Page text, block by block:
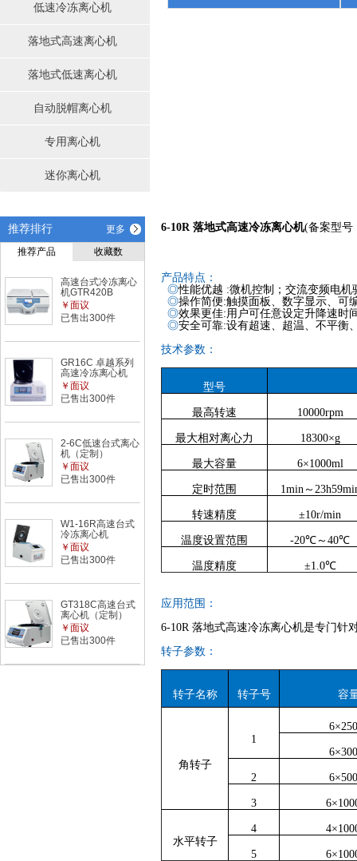
低速冷冻离心机
落地式高速离心机
落地式低速离心机
自动脱帽离心机
专用离心机
迷你离心机
推荐排行
更多
推荐产品
收藏数
高速台式冷冻离心
机GTR420B
￥面议
已售出300件
GR16C 卓越系列
高速冷冻离心机
￥面议
已售出300件
2-6C低速台式离心
机（定制）
￥面议
已售出300件
W1-16R高速台式
冷冻离心机
￥面议
已售出300件
GT318C高速台式
离心机（定制）
￥面议
已售出300件
6-10R 落地式高速冷冻离心机(备案型号
产品特点：
◎性能优越 :微机控制；交流变频电
◎操作简便:触摸面板、数字显示、可
◎效果更佳:用户可任意设定升降速时
◎安全可靠:设有超速、超温、不平衡
技术参数：
型号
最高转速 10000rpm
最大相对离心力 18300×g
最大容量 6×1000ml
定时范围 1min～
转速精度 ±10r/min
温度设置范围 -20℃～40℃
温度精度 ±1.0℃
应用范围：
6-10R 落地式高速冷冻离心机是专门针
转子参数：
转子名称 转子号 容
角转子
1
2
3
水平转子
4
5